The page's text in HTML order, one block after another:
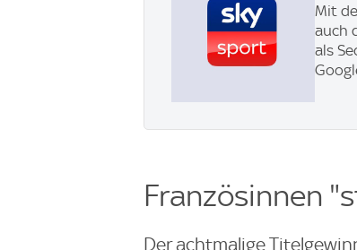
Mit
auch
als
Französinnen
Der achtmalige